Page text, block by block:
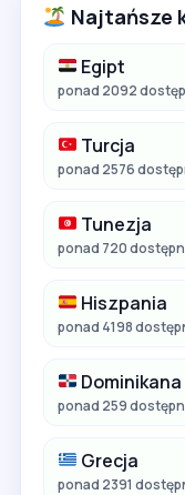
Najtańsze
Egipt
ponad 2092
Turcja
ponad 2576
Tunezja
ponad 720
Hiszpania
ponad 4198
Dominikana
ponad 259
Grecja
ponad 2391